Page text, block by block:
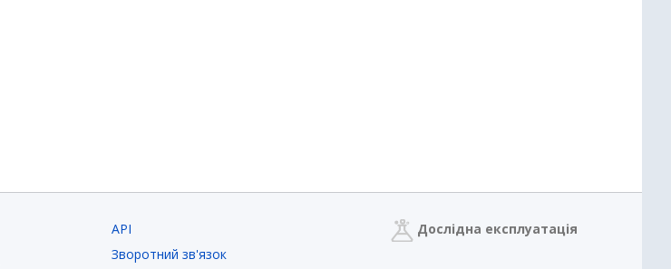
API
Зворотний зв'язок
Дослідна експлуатація